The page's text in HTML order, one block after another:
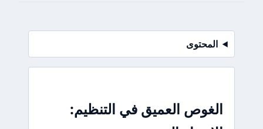
المحتوى
الغوص العميق في التنظيم: